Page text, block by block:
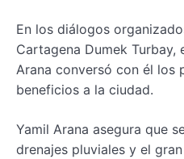
En los diálogos
Cartagena Dumek
Arana conversó con él los
beneficios a la ciudad.
Yamil Arana asegura que
drenajes pluviales y el